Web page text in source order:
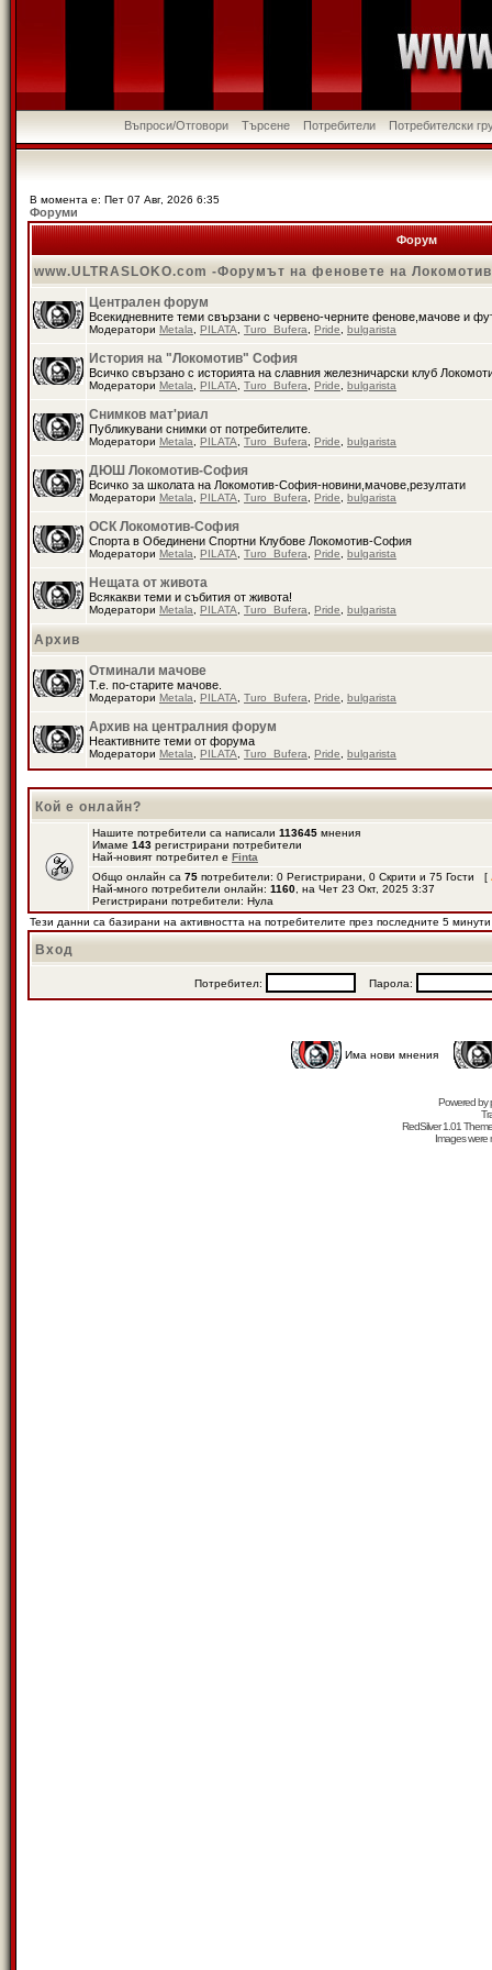
Въпроси/Отговори Търсене Потребители Потребителски
В момента е: Пет 07 Авг, 2026 6:35
Форуми
Форум
www.ULTRASLOKO.com -Форумът на феновете на
Централен форум
Всекидневните теми свързани с червено-черните фенове,мачове и
Модератори Metala PILATA Turo_Bufera Pride bulgarista
История на "Локомотив" София
Всичко свързано с историята на славния железничарски клуб
Модератори Metala PILATA Turo_Bufera Pride bulgarista
Снимков мат'риал
Публикувани снимки от потребителите.
Модератори Metala PILATA Turo_Bufera Pride bulgarista
ДЮШ Локомотив-София
Всичко за школата на Локомотив-София-новини,мачове,резултати
Модератори Metala PILATA Turo_Bufera Pride bulgarista
ОСК Локомотив-София
Спорта в Обединени Спортни Клубове Локомотив-София
Модератори Metala PILATA Turo_Bufera Pride bulgarista
Нещата от живота
Всякакви теми и събития от живота!
Модератори Metala PILATA Turo_Bufera Pride bulgarista
Архив
Отминали мачове
Т.е. по-старите мачове.
Модератори Metala PILATA Turo_Bufera Pride bulgarista
Архив на централния форум
Неактивните теми от форума
Модератори Metala PILATA Turo_Bufera Pride bulgarista
Кой е онлайн?
Нашите потребители са написали 113645 мнения
Имаме 143 регистрирани потребители
Най-новият потребител е Finta
Общо онлайн са 75 потребители: 0 Регистрирани, 0 Скрити и 75 Гости [
Най-много потребители онлайн: 1160 , на Чет 23 Окт, 2025 3:37
Регистрирани потребители: Нула
Тези данни са базирани на активността на потребителите през последните 5 минути
Вход
Потребител: Парола:
Има нови мнения
Powered by
RedSilver 1.01
Images were